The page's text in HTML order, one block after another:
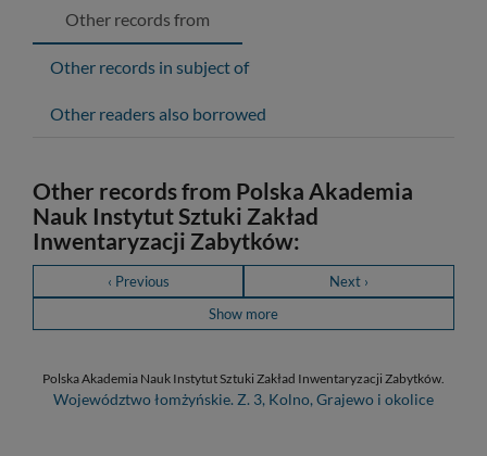
Other records from
Other records in subject of
Other readers also borrowed
Other records from Polska Akademia
Nauk Instytut Sztuki Zakład
Inwentaryzacji Zabytków:
‹ Previous
Next ›
Show more
Polska Akademia Nauk Instytut Sztuki Zakład Inwentaryzacji Zabytków.
Województwo łomżyńskie. Z. 3, Kolno, Grajewo i okolice